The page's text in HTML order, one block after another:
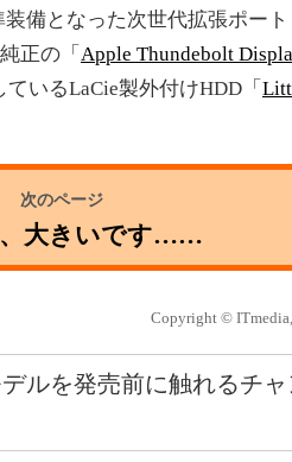
備となった次世代拡張ポート
正の「 Apple Thundebolt
いるLaCie製外付けHDD「
大きいです……
Copyright ©
ルを発売前に触れるチ